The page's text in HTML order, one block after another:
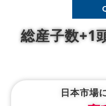
総産子数+1
日本市場